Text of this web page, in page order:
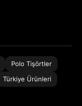
Polo Tişörtler
Türkiye Ürünleri